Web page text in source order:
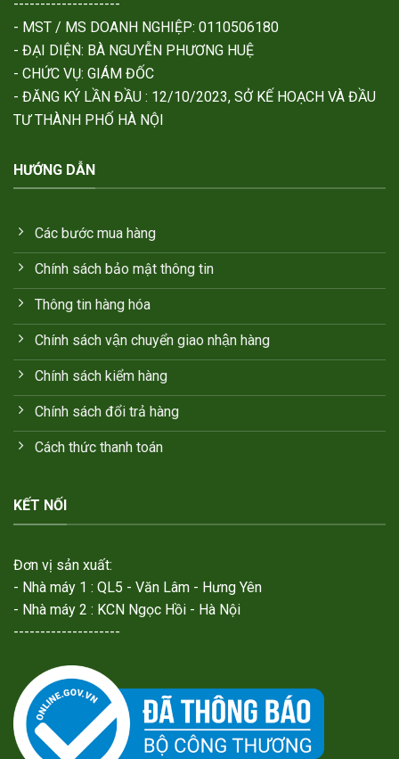
--------------------
- MST / MS DOANH NGHIỆP: 0110506180
- ĐẠI DIỆN: BÀ NGUYỄN PHƯƠNG HUỆ
- CHỨC VỤ: GIÁM ĐỐC
- ĐĂNG KÝ LẦN ĐẦU : 12/10/2023, SỞ KẾ HOẠCH VÀ ĐẦU
TƯ THÀNH PHỐ HÀ NỘI
HƯỚNG DẪN
Các bước mua hàng
Chính sách bảo mật thông tin
Thông tin hàng hóa
Chính sách vận chuyển giao nhận hàng
Chính sách kiểm hàng
Chính sách đổi trả hàng
Cách thức thanh toán
KẾT NỐI
Đơn vị sản xuất:
- Nhà máy 1 : QL5 - Văn Lâm - Hưng Yên
- Nhà máy 2 : KCN Ngọc Hồi - Hà Nội
--------------------